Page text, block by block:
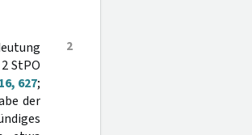
2
StPO
627;
der